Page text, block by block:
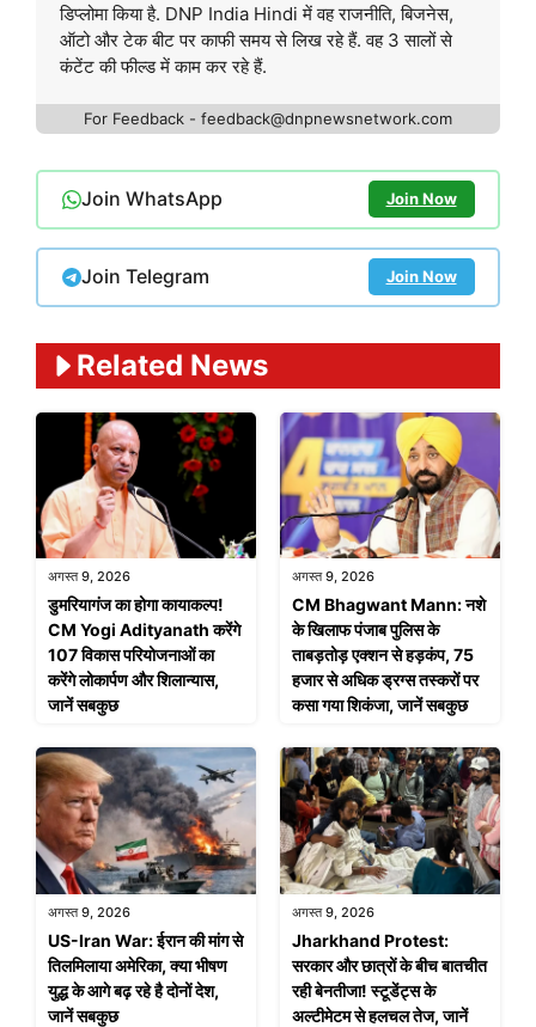
डिप्लोमा किया है. DNP India Hindi में वह राजनीति, बिजनेस,
ऑटो और टेक बीट पर काफी समय से लिख रहे हैं. वह 3 सालों से
कंटेंट की फील्ड में काम कर रहे हैं.
For Feedback - feedback@dnpnewsnetwork.com
Join WhatsApp Join Now
Join Telegram Join Now
Related News
अगस्त 9, 2026
डुमरियागंज का होगा कायाकल्प!
CM Yogi Adityanath करेंगे
107 विकास परियोजनाओं का
करेंगे लोकार्पण और शिलान्यास,
जानें सबकुछ
अगस्त 9, 2026
CM Bhagwant Mann: नशे
के खिलाफ पंजाब पुलिस के
ताबड़तोड़ एक्शन से हड़कंप, 75
हजार से अधिक ड्रग्स तस्करों पर
कसा गया शिकंजा, जानें सबकुछ
अगस्त 9, 2026
US-Iran War: ईरान की मांग से
तिलमिलाया अमेरिका, क्या भीषण
युद्ध के आगे बढ़ रहे है दोनों देश,
जानें सबकुछ
अगस्त 9, 2026
Jharkhand Protest:
सरकार और छात्रों के बीच बातचीत
रही बेनतीजा! स्टूडेंट्स के
अल्टीमेटम से हलचल तेज, जानें